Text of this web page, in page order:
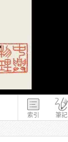
索引 筆記